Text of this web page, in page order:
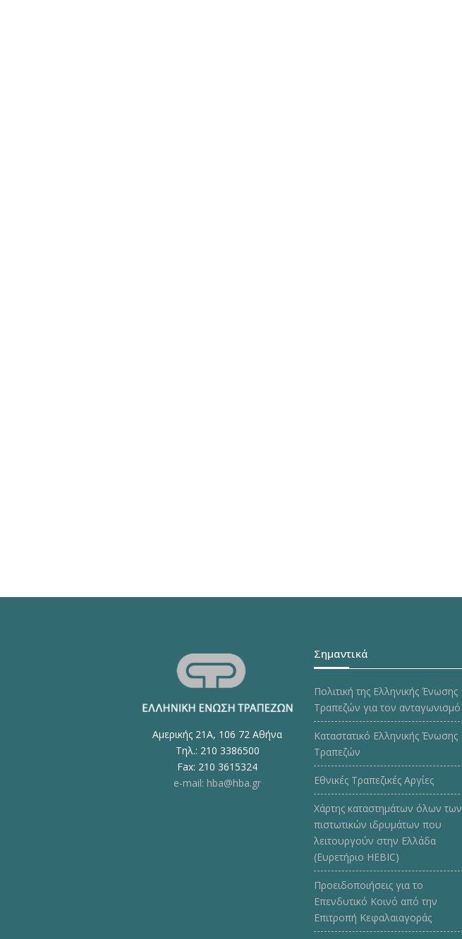
Αμερικής 21Α, 106 72 Αθήνα
Τηλ.: 210 3386500
Fax: 210 3615324
e-mail: hba@hba.gr
Σημαντικά
Πολιτική της Ελληνικής Ένωσης
Τραπεζών για τον ανταγωνισμό
Καταστατικό Ελληνικής Ένωσης
Τραπεζών
Εθνικές Τραπεζικές Αργίες
Χάρτης καταστημάτων όλων των
πιστωτικών ιδρυμάτων που
λειτουργούν στην Ελλάδα
(Ευρετήριο HEBIC)
Προειδοποιήσεις για το
Επενδυτικό Κοινό από την
Επιτροπή Κεφαλαιαγοράς